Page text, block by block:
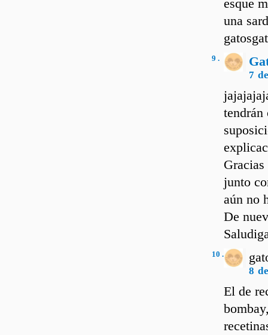
esque
una
9 .
7
tendrán
junto
aún no
De
10 .
8
El de